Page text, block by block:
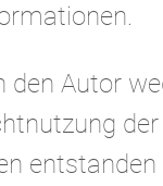
den Autor